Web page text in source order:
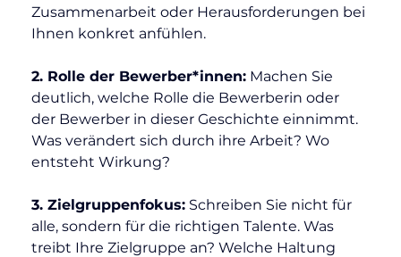
Zusammenarbeit oder Herausforderungen bei
Ihnen konkret anfühlen.
2. Rolle der Bewerber*innen: Machen Sie
deutlich, welche Rolle die Bewerberin oder
der Bewerber in dieser Geschichte einnimmt.
Was verändert sich durch ihre Arbeit? Wo
entsteht Wirkung?
3. Zielgruppenfokus: Schreiben Sie nicht für
alle, sondern für die richtigen Talente. Was
treibt Ihre Zielgruppe an? Welche Haltung